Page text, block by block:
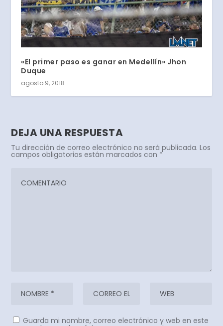
«El primer paso es ganar en Medellín» Jhon
Duque
agosto 9, 2018
DEJA UNA RESPUESTA
Tu dirección de correo electrónico no será publicada. Los
campos obligatorios están marcados con *
Guarda mi nombre, correo electrónico y web en este